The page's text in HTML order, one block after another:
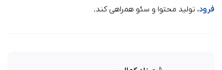
فرود، تولید محتوا و سئو همراهی کند.